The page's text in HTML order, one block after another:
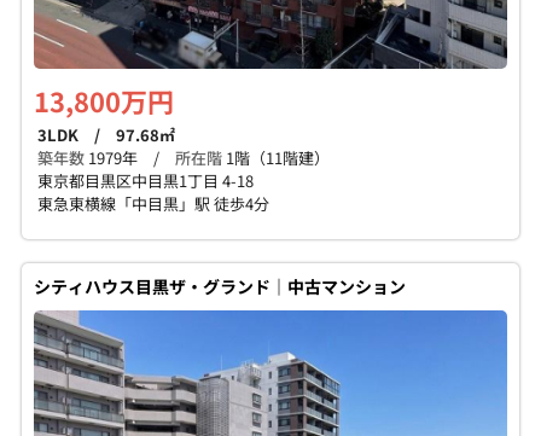
13,800万円
3LDK / 97.68㎡
築年数 1979年 / 所在階 1階（11階建）
東京都目黒区中目黒1丁目 4-18
東急東横線「中目黒」駅 徒歩4分
シティハウス目黒ザ・グランド｜中古マンション